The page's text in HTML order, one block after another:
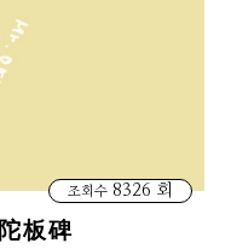
조회수8326 회
板碑